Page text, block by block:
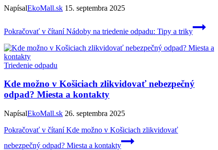
NapísalEkoMall.sk 15. septembra 2025
Pokračovať v čítaníNádoby na triedenie odpadu: Tipy a triky
Triedenie odpadu
Kde možno v Košiciach zlikvidovať nebezpečný
odpad? Miesta a kontakty
NapísalEkoMall.sk 26. septembra 2025
Pokračovať v čítaníKde možno v Košiciach zlikvidovať
nebezpečný odpad? Miesta a kontakty